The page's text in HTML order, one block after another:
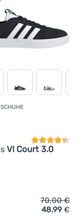
Vendeavour'
Vl Court 3.0
Vergleich
70,00€
48,99 €